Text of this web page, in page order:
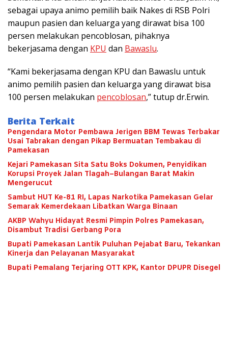
sebagai upaya animo pemilih baik Nakes di RSB Polri
maupun pasien dan keluarga yang dirawat bisa 100
persen melakukan pencoblosan, pihaknya
bekerjasama dengan KPU dan Bawaslu.
“Kami bekerjasama dengan KPU dan Bawaslu untuk
animo pemilih pasien dan keluarga yang dirawat bisa
100 persen melakukan pencoblosan,” tutup dr.Erwin.
Berita Terkait
Pengendara Motor Pembawa Jerigen BBM Tewas Terbakar
Usai Tabrakan dengan Pikap Bermuatan Tembakau di
Pamekasan
Kejari Pamekasan Sita Satu Boks Dokumen, Penyidikan
Korupsi Proyek Jalan Tlagah–Bulangan Barat Makin
Mengerucut
Sambut HUT Ke-81 RI, Lapas Narkotika Pamekasan Gelar
Semarak Kemerdekaan Libatkan Warga Binaan
AKBP Wahyu Hidayat Resmi Pimpin Polres Pamekasan,
Disambut Tradisi Gerbang Pora
Bupati Pamekasan Lantik Puluhan Pejabat Baru, Tekankan
Kinerja dan Pelayanan Masyarakat
Bupati Pemalang Terjaring OTT KPK, Kantor DPUPR Disegel